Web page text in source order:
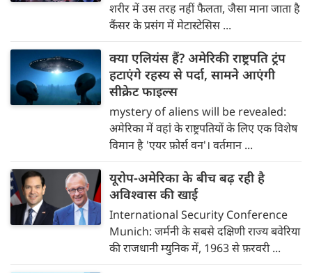
शरीर में उस तरह नहीं फैलता, जैसा माना जाता है
कैंसर के प्रसंग में मेटास्टेसिस ...
क्या एलियंस हैं? अमेरिकी राष्ट्रपति ट्रंप
हटाएंगे रहस्य से पर्दा, सामने आएंगी
सीक्रेट फाइल्स
mystery of aliens will be revealed:
अमेरिका में वहां के राष्ट्रपतियों के लिए एक विशेष
विमान है 'एयर फ़ोर्स वन'। वर्तमान ...
यूरोप-अमेरिका के बीच बढ़ रही है
अविश्वास की खाई
International Security Conference
Munich: जर्मनी के सबसे दक्षिणी राज्य बवेरिया
की राजधानी म्युनिक में, 1963 से फ़रवरी ...